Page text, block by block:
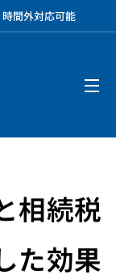
間外対応可能
相続税
た効果